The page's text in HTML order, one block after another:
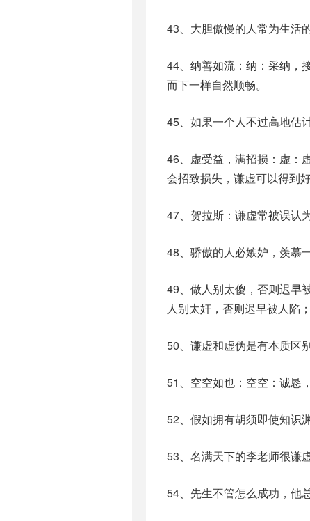
43、大胆傲慢的人常为生活
44、纳善如流：纳：采纳，
而下一样自然顺畅。
45、如果一个人不过高地估
46、虚受益，满招损：虚：
会招致损失，谦虚可以得到好
47、贺拉斯：谦虚常被误认
48、骄傲的人必嫉妒，羡慕
49、做人别太傻，否则迟早
人别太奸，否则迟早被人陷
50、谦虚和虚伪是有本质区
51、空空如也：空空：诚恳
52、假如拥有胡须即使知识
53、名满天下的李老师很谦虚
54、先生不管怎么成功，他